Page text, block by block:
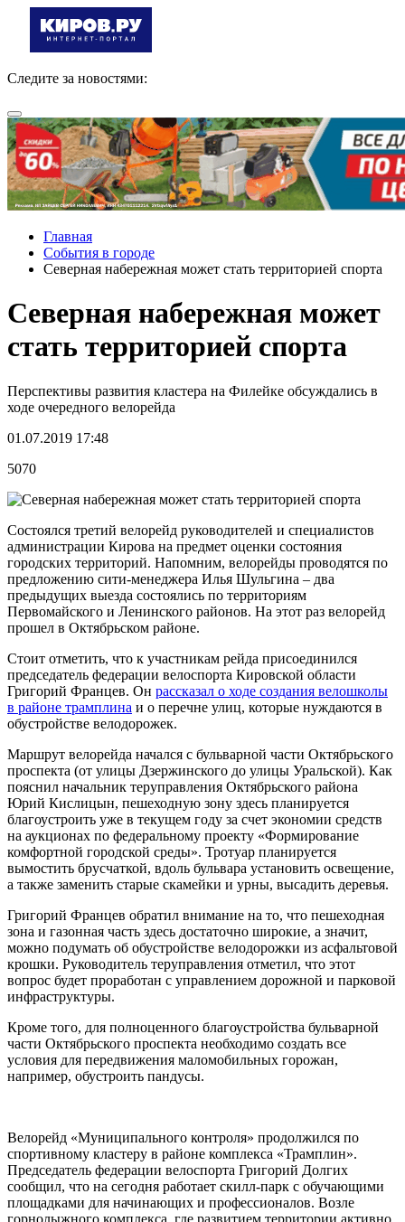
Следите за новостями:
Главная
События в городе
Северная набережная может стать территорией спорта
Северная набережная может
стать территорией спорта
Перспективы развития кластера на Филейке обсуждались в
ходе очередного велорейда
01.07.2019 17:48
5070
Состоялся третий велорейд руководителей и специалистов
администрации Кирова на предмет оценки состояния
городских территорий. Напомним, велорейды проводятся по
предложению сити-менеджера Илья Шульгина – два
предыдущих выезда состоялись по территориям
Первомайского и Ленинского районов. На этот раз велорейд
прошел в Октябрьском районе.
Стоит отметить, что к участникам рейда присоединился
председатель федерации велоспорта Кировской области
Григорий Францев. Он рассказал о ходе создания велошколы
в районе трамплина и о перечне улиц, которые нуждаются в
обустройстве велодорожек.
Маршрут велорейда начался с бульварной части Октябрьского
проспекта (от улицы Дзержинского до улицы Уральской). Как
пояснил начальник теруправления Октябрьского района
Юрий Кислицын, пешеходную зону здесь планируется
благоустроить уже в текущем году за счет экономии средств
на аукционах по федеральному проекту «Формирование
комфортной городской среды». Тротуар планируется
вымостить брусчаткой, вдоль бульвара установить освещение,
а также заменить старые скамейки и урны, высадить деревья.
Григорий Францев обратил внимание на то, что пешеходная
зона и газонная часть здесь достаточно широкие, а значит,
можно подумать об обустройстве велодорожки из асфальтовой
крошки. Руководитель теруправления отметил, что этот
вопрос будет проработан с управлением дорожной и парковой
инфраструктуры.
Кроме того, для полноценного благоустройства бульварной
части Октябрьского проспекта необходимо создать все
условия для передвижения маломобильных горожан,
например, обустроить пандусы.
Велорейд «Муниципального контроля» продолжился по
спортивному кластеру в районе комплекса «Трамплин».
Председатель федерации велоспорта Григорий Долгих
сообщил, что на сегодня работает скилл-парк с обучающими
площадками для начинающих и профессионалов. Возле
горнолыжного комплекса, где развитием территории активно